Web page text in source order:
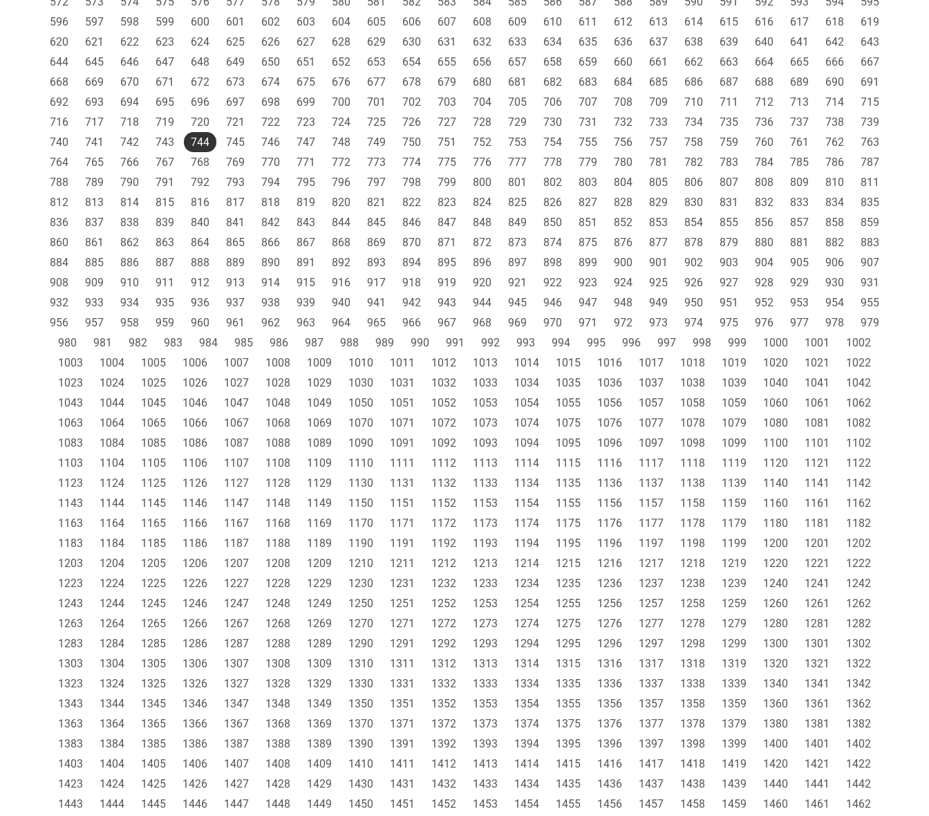
596
597 598 599 600 601 602 603 604 605 606 607 608 609 610 611 612 613 614 615 616 617 618
619
620
621 622 623 624 625 626 627 628 629 630 631 632 633 634 635 636 637 638 639 640 641 642
643
644
645 646 647 648 649 650 651 652 653 654 655 656 657 658 659 660 661 662 663 664 665 666
667
668
669 670 671 672 673 674 675 676 677 678 679 680 681 682 683 684 685 686 687 688 689 690
691
692
693 694 695 696 697 698 699 700 701 702 703 704 705 706 707 708 709 710 711 712 713 714
715
716
717 718 719 720 721 722 723 724 725 726 727 728 729 730 731 732 733 734 735 736 737 738
739
740
741 742 743 744 745 746 747 748 749 750 751 752 753 754 755 756 757 758 759 760 761 762
763
764
765 766 767 768 769 770 771 772 773 774 775 776 777 778 779 780 781 782 783 784 785 786
787
788
789 790 791 792 793 794 795 796 797 798 799 800 801 802 803 804 805 806 807 808 809 810
811
812
813 814 815 816 817 818 819 820 821 822 823 824 825 826 827 828 829 830 831 832 833 834
835
836
837 838 839 840 841 842 843 844 845 846 847 848 849 850 851 852 853 854 855 856 857 858
859
860
861 862 863 864 865 866 867 868 869 870 871 872 873 874 875 876 877 878 879 880 881 882
883
884
885 886 887 888 889 890 891 892 893 894 895 896 897 898 899 900 901 902 903 904 905 906
907
908
909 910 911 912 913 914 915 916 917 918 919 920 921 922 923 924 925 926 927 928 929 930
931
932
933 934 935 936 937 938 939 940 941 942 943 944 945 946 947 948 949 950 951 952 953 954
955
956
957 958 959 960 961 962 963 964 965 966 967 968 969 970 971 972 973 974 975 976 977 978
979
980
981 982 983 984 985 986 987 988 989 990 991 992 993 994 995 996 997 998 999 1000 1001
1002
1003
1004 1005 1006 1007 1008 1009 1010 1011 1012 1013 1014 1015 1016 1017 1018 1019 1020 1021
1022
1023
1024 1025 1026 1027 1028 1029 1030 1031 1032 1033 1034 1035 1036 1037 1038 1039 1040 1041
1042
1043
1044 1045 1046 1047 1048 1049 1050 1051 1052 1053 1054 1055 1056 1057 1058 1059 1060 1061
1062
1063
1064 1065 1066 1067 1068 1069 1070 1071 1072 1073 1074 1075 1076 1077 1078 1079 1080 1081
1082
1083
1084 1085 1086 1087 1088 1089 1090 1091 1092 1093 1094 1095 1096 1097 1098 1099 1100 1101
1102
1103
1104 1105 1106 1107 1108 1109 1110 1111 1112 1113 1114 1115 1116 1117 1118 1119 1120 1121
1122
1123
1124 1125 1126 1127 1128 1129 1130 1131 1132 1133 1134 1135 1136 1137 1138 1139 1140 1141
1142
1143
1144 1145 1146 1147 1148 1149 1150 1151 1152 1153 1154 1155 1156 1157 1158 1159 1160 1161
1162
1163
1164 1165 1166 1167 1168 1169 1170 1171 1172 1173 1174 1175 1176 1177 1178 1179 1180 1181
1182
1183
1184 1185 1186 1187 1188 1189 1190 1191 1192 1193 1194 1195 1196 1197 1198 1199 1200 1201
1202
1203
1204 1205 1206 1207 1208 1209 1210 1211 1212 1213 1214 1215 1216 1217 1218 1219 1220 1221
1222
1223
1224 1225 1226 1227 1228 1229 1230 1231 1232 1233 1234 1235 1236 1237 1238 1239 1240 1241
1242
1243
1244 1245 1246 1247 1248 1249 1250 1251 1252 1253 1254 1255 1256 1257 1258 1259 1260 1261
1262
1263
1264 1265 1266 1267 1268 1269 1270 1271 1272 1273 1274 1275 1276 1277 1278 1279 1280 1281
1282
1283
1284 1285 1286 1287 1288 1289 1290 1291 1292 1293 1294 1295 1296 1297 1298 1299 1300 1301
1302
1303
1304 1305 1306 1307 1308 1309 1310 1311 1312 1313 1314 1315 1316 1317 1318 1319 1320 1321
1322
1323
1324 1325 1326 1327 1328 1329 1330 1331 1332 1333 1334 1335 1336 1337 1338 1339 1340 1341
1342
1343
1344 1345 1346 1347 1348 1349 1350 1351 1352 1353 1354 1355 1356 1357 1358 1359 1360 1361
1362
1363
1364 1365 1366 1367 1368 1369 1370 1371 1372 1373 1374 1375 1376 1377 1378 1379 1380 1381
1382
1383
1384 1385 1386 1387 1388 1389 1390 1391 1392 1393 1394 1395 1396 1397 1398 1399 1400 1401
1402
1403
1404 1405 1406 1407 1408 1409 1410 1411 1412 1413 1414 1415 1416 1417 1418 1419 1420 1421
1422
1423
1424 1425 1426 1427 1428 1429 1430 1431 1432 1433 1434 1435 1436 1437 1438 1439 1440 1441
1442
1443
1444 1445 1446 1447 1448 1449 1450 1451 1452 1453 1454 1455 1456 1457 1458 1459 1460 1461
1462